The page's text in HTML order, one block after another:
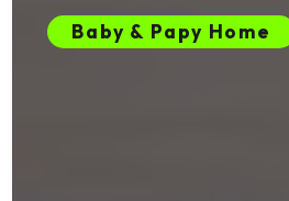
Baby & Papy Home